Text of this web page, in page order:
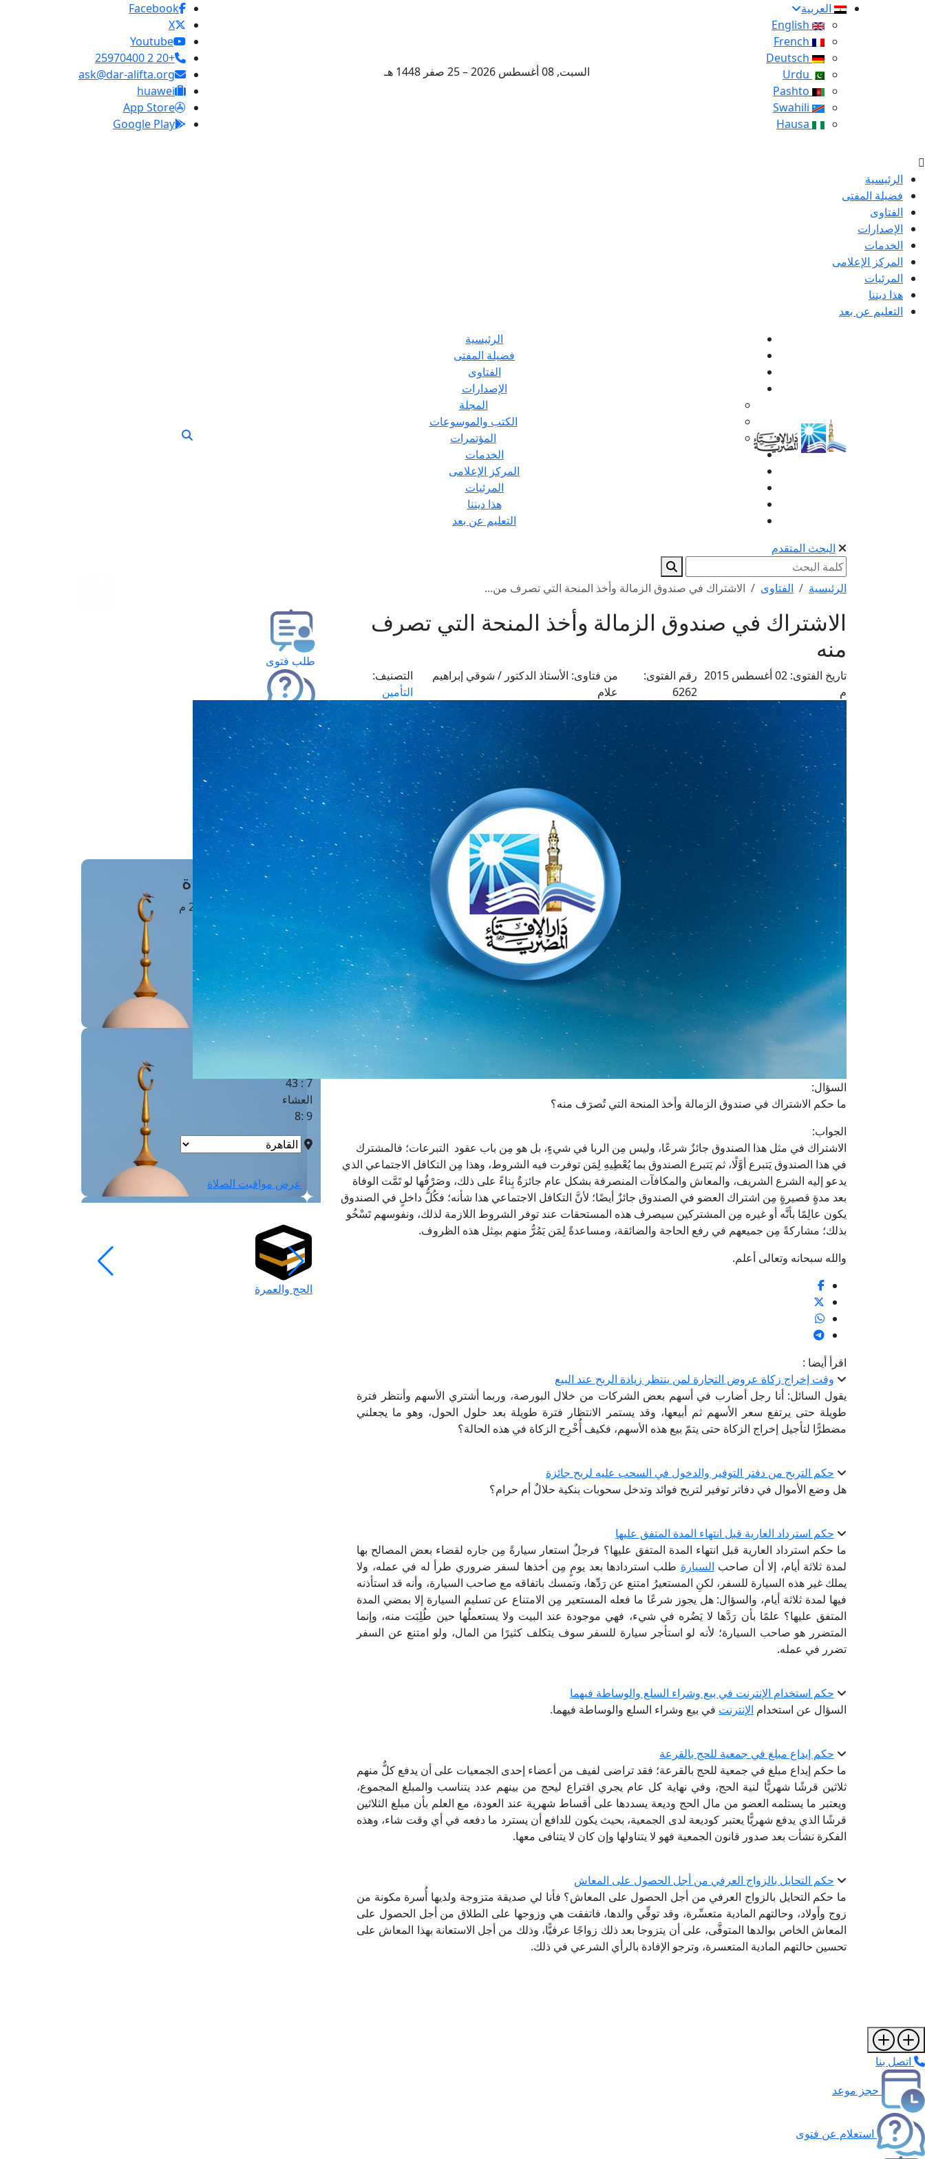
العربية
السبت, 08 أغسطس 2026 – 25 صفر 1448 هـ
Facebook
X
Youtube
+20 2 25970400
ask@dar-alifta.org
huawei
App Store
Google Play
الرئيسية
فضيلة المفتى
الفتاوى
الإصدارات
الخدمات
المركز الإعلامى
المرئيات
هذا ديننا
التعليم عن بعد
الرئيسية
فضيلة المفتى
الفتاوى
الإصدارات
المجلة
الكتب والموسوعات
المؤتمرات
الخدمات
المركز الإعلامى
المرئيات
هذا ديننا
التعليم عن بعد
البحث المتقدم
الرئيسية الفتاوى الاشتراك في صندوق الزمالة وأخذ المنحة التي تصرف من...
الاشتراك في صندوق الزمالة وأخذ المنحة التي تصرف
منه
تاريخ الفتوى:
02 أغسطس 2015
م
رقم الفتوى:
6262
من فتاوى: الأستاذ الدكتور / شوقي إبراهيم
علام
التصنيف:
التأمين
السؤال:
ما حكم الاشتراك في صندوق الزمالة وأخذ المنحة التي تُصرَف منه؟
الجواب:
الاشتراك في مثل هذا الصندوق جائزٌ شرعًا، وليس مِن الربا في شيءٍ، بل هو مِن باب عقود التبرعات؛ فالمشترك
في هذا الصندوق يَتبرع أوَّلًا، ثم يَتبرع الصندوق بما يُعْطِيهِ لِمَن توفرت فيه الشروط، وهذا مِن التكافل الاجتماعي الذي
يدعو إليه الشرع الشريف، والمعاش والمكافآت المنصرفة بشكل عام جائزةٌ بِناءً على ذلك، وصَرْفُها لو تَمَّت الوفاة
بعد مدةٍ قصيرةٍ مِن اشتراك العضو في الصندوق جائزٌ أيضًا؛ لأنَّ التكافل الاجتماعي هذا شأنه؛ فكُلُّ داخلٍ في الصندوق
يكون عالِمًا بأنَّه أو غيره مِن المشتركين سيصرف هذه المستحقات عند توفر الشروط اللازمة لذلك، ونفوسهم تَسْخُو
بذلك؛ مشاركةً مِن جميعهم في رفع الحاجة والضائقة، ومساعدةً لِمَن يَمُرُّ منهم بمِثل هذه الظروف.
والله سبحانه وتعالى أعلم.
اقرأ أيضا :
وقت إخراج زكاة عروض التجارة لمن ينتظر زيادة الربح عند البيع
يقول السائل: أنا رجل أضارب في أسهم بعض الشركات من خلال البورصة، وربما أشتري الأسهم وأنتظر فترة
طويلة حتى يرتفع سعر الأسهم ثم أبيعها، وقد يستمر الانتظار فترة طويلة بعد حلول الحول، وهو ما يجعلني
مضطرًّا لتأجيل إخراج الزكاة حتى يتمّ بيع هذه الأسهم، فكيف أُخْرِج الزكاة في هذه الحالة؟
حكم التربح من دفتر التوفير والدخول في السحب عليه لربح جائزة
هل وضع الأموال في دفاتر توفير لتربح فوائد وتدخل سحوبات بنكية حلالٌ أم حرام؟
حكم استرداد العارية قبل انتهاء المدة المتفق عليها
ما حكم استرداد العارية قبل انتهاء المدة المتفق عليها؟ فرجلٌ استعار سيارةً مِن جاره لقضاء بعض المصالح بها
لمدة ثلاثة أيام، إلا أن صاحب السيارة طلب استردادها بعد يومٍ مِن أخذها لسفر ضروري طرأ له في عمله، ولا
يملك غير هذه السيارة للسفر، لكنِ المستعيرُ امتنع عن رَدِّها، وتمسك باتفاقه مع صاحب السيارة، وأنه قد استأذنه
فيها لمدة ثلاثة أيام، والسؤال: هل يجوز شرعًا ما فعله المستعير مِن الامتناع عن تسليم السيارة إلا بمضي المدة
المتفق عليها؟ علمًا بأن رَدَّها لا يَضُره في شيء، فهي موجودة عند البيت ولا يستعملُها حين طُلِبَت منه، وإنما
المتضرر هو صاحب السيارة؛ لأنه لو استأجر سيارة للسفر سوف يتكلف كثيرًا من المال، ولو امتنع عن السفر
تضرر في عمله.
حكم استخدام الإنترنت في بيع وشراء السلع والوساطة فيهما
السؤال عن استخدام الإنترنت في بيع وشراء السلع والوساطة فيهما.
حكم إيداع مبلغ في جمعية للحج بالقرعة
ما حكم إيداع مبلغ في جمعية للحج بالقرعة؛ فقد تراضى لفيف من أعضاء إحدى الجمعيات على أن يدفع كلٌّ منهم
ثلاثين قرشًا شهريًّا لنية الحج، وفي نهاية كل عام يجري اقتراع ليحج من بينهم عدد يتناسب والمبلغ المجموع،
ويعتبر ما يستلمه العضو من مال الحج وديعة يسددها على أقساط شهرية عند العودة، مع العلم بأن مبلغ الثلاثين
قرشًا الذي يدفع شهريًّا يعتبر كوديعة لدى الجمعية، بحيث يكون للدافع أن يسترد ما دفعه في أي وقت شاء، وهذه
الفكرة نشأت بعد صدور قانون الجمعية فهو لا يتناولها وإن كان لا يتنافى معها.
حكم التحايل بالزواج العرفي من أجل الحصول على المعاش
ما حكم التحايل بالزواج العرفي من أجل الحصول على المعاش؟ فأنا لي صديقة متزوجة ولديها أُسرة مكونة من
زوج وأولاد، وحالتهم المادية متعسِّرة، وقد توفِّي والدها، فاتفقت هي وزوجها على الطلاق من أجل الحصول على
المعاش الخاص بوالدها المتوفَّى، على أن يتزوجا بعد ذلك زواجًا عرفيًّا، وذلك من أجل الاستعانة بهذا المعاش على
تحسين حالتهم المادية المتعسرة، وترجو الإفادة بالرأي الشرعي في ذلك.
طلب فتوى
استعلام عن فتوى
حجز موعد
الفتوى الهاتفية
مَواقِيتُ الصَّـــلاة
القاهرة · 08 أغسطس 2026 م
الفجر
الظهر
العصر
7 : 43
العشاء
9 :8
عرض مواقيت الصلاة
الحج والعمرة
اتصل بنا
حجز موعد
استعلام عن فتوى